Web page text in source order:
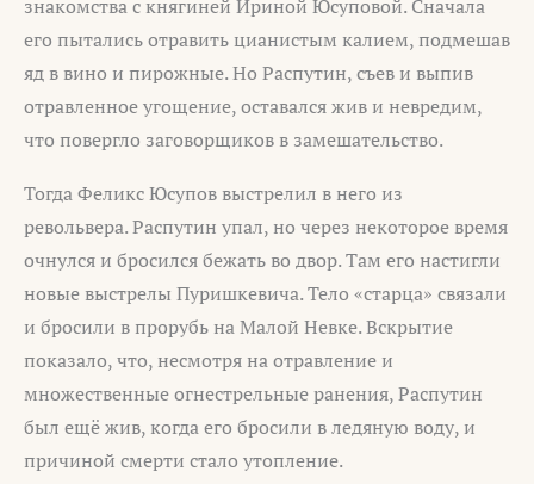
знакомства с княгиней Ириной Юсуповой. Сначала
его пытались отравить цианистым калием, подмешав
яд в вино и пирожные. Но Распутин, съев и выпив
отравленное угощение, оставался жив и невредим,
что повергло заговорщиков в замешательство.
Тогда Феликс Юсупов выстрелил в него из
револьвера. Распутин упал, но через некоторое время
очнулся и бросился бежать во двор. Там его настигли
новые выстрелы Пуришкевича. Тело «старца» связали
и бросили в прорубь на Малой Невке. Вскрытие
показало, что, несмотря на отравление и
множественные огнестрельные ранения, Распутин
был ещё жив, когда его бросили в ледяную воду, и
причиной смерти стало утопление.